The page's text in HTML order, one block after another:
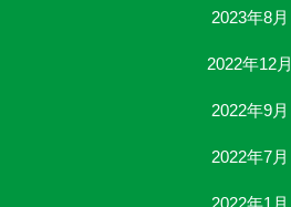
2023年8月
2022年12月
2022年9月
2022年7月